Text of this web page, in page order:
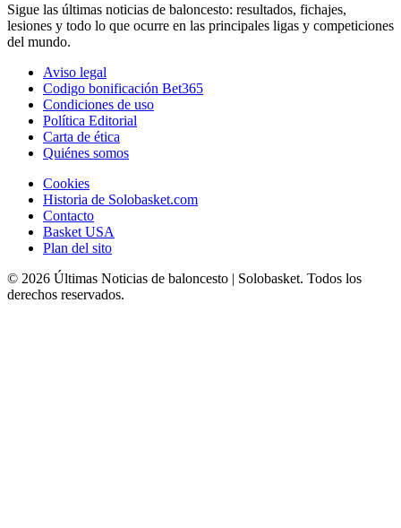
Sigue las últimas noticias de baloncesto: resultados, fichajes,
lesiones y todo lo que ocurre en las principales ligas y competiciones
del mundo.
Aviso legal
Codigo bonificación Bet365
Condiciones de uso
Política Editorial
Carta de ética
Quiénes somos
Cookies
Historia de Solobasket.com
Contacto
Basket USA
Plan del sito
© 2026 Últimas Noticias de baloncesto | Solobasket. Todos los
derechos reservados.